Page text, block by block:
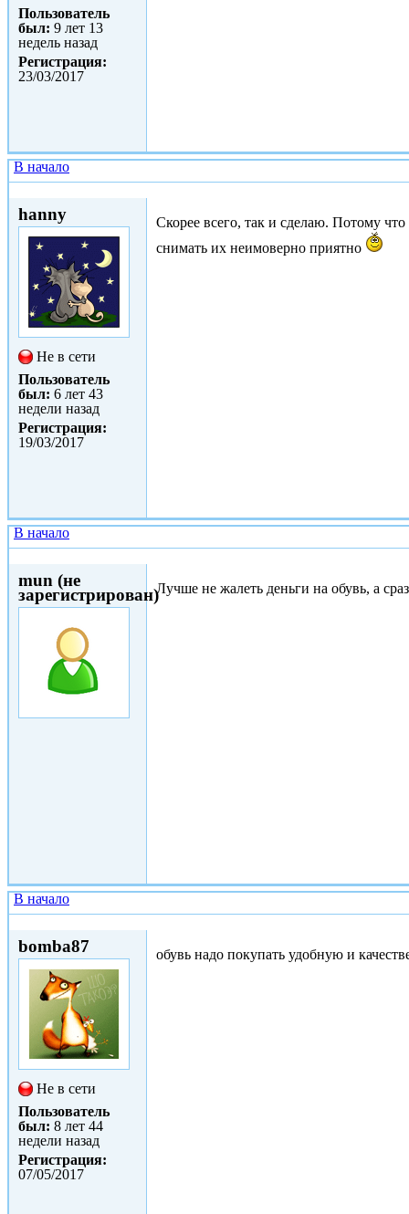
Пользователь
был: 9 лет 13
недель назад
Регистрация:
23/03/2017
В начало
hanny
Не в сети
Пользователь
был: 6 лет 43
недели назад
Регистрация:
19/03/2017
Скорее всего, так и сделаю. Потому
снимать их неимоверно приятно
В начало
mun (не
зарегистрирован)Лучше не жалеть деньги на обувь, а
В начало
bomba87
Не в сети
Пользователь
был: 8 лет 44
недели назад
Регистрация:
07/05/2017
обувь надо покупать удобную и